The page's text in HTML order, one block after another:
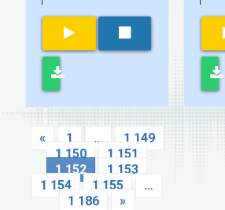
« 1 …
1 149
1 150
1 151
1 152
1 153
1 154
1 155
…
1 186
»